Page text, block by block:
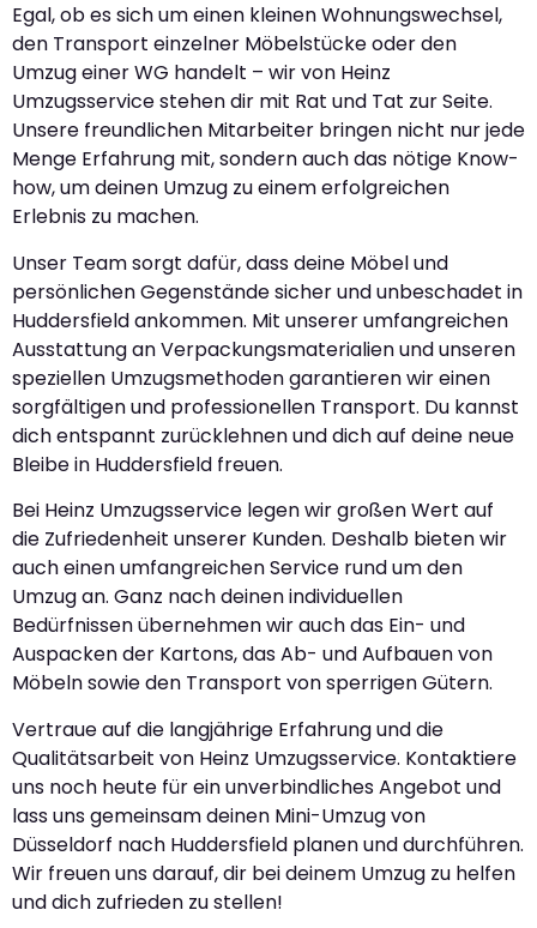
Egal, ob es sich um einen kleinen Wohnungswechsel,
den Transport einzelner Möbelstücke oder den
Umzug einer WG handelt – wir von Heinz
Umzugsservice stehen dir mit Rat und Tat zur Seite.
Unsere freundlichen Mitarbeiter bringen nicht nur jede
Menge Erfahrung mit, sondern auch das nötige Know-
how, um deinen Umzug zu einem erfolgreichen
Erlebnis zu machen.
Unser Team sorgt dafür, dass deine Möbel und
persönlichen Gegenstände sicher und unbeschadet in
Huddersfield ankommen. Mit unserer umfangreichen
Ausstattung an Verpackungsmaterialien und unseren
speziellen Umzugsmethoden garantieren wir einen
sorgfältigen und professionellen Transport. Du kannst
dich entspannt zurücklehnen und dich auf deine neue
Bleibe in Huddersfield freuen.
Bei Heinz Umzugsservice legen wir großen Wert auf
die Zufriedenheit unserer Kunden. Deshalb bieten wir
auch einen umfangreichen Service rund um den
Umzug an. Ganz nach deinen individuellen
Bedürfnissen übernehmen wir auch das Ein- und
Auspacken der Kartons, das Ab- und Aufbauen von
Möbeln sowie den Transport von sperrigen Gütern.
Vertraue auf die langjährige Erfahrung und die
Qualitätsarbeit von Heinz Umzugsservice. Kontaktiere
uns noch heute für ein unverbindliches Angebot und
lass uns gemeinsam deinen Mini-Umzug von
Düsseldorf nach Huddersfield planen und durchführen.
Wir freuen uns darauf, dir bei deinem Umzug zu helfen
und dich zufrieden zu stellen!